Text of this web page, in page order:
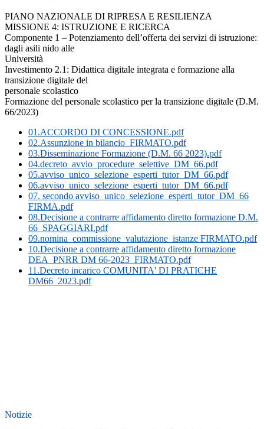
PIANO NAZIONALE DI RIPRESA E RESILIENZA
MISSIONE 4: ISTRUZIONE E RICERCA
Componente 1 – Potenziamento dell’offerta dei servizi di istruzione:
dagli asili nido alle
Università
Investimento 2.1: Didattica digitale integrata e formazione alla
transizione digitale del
personale scolastico
Formazione del personale scolastico per la transizione digitale (D.M.
66/2023)
01.ACCORDO DI CONCESSIONE.pdf
02.Assunzione in bilancio_FIRMATO.pdf
03.Disseminazione Formazione (D.M. 66 2023).pdf
04.decreto_avvio_procedure_selettive_DM_66.pdf
05.avviso_unico_selezione_esperti_tutor_DM_66.pdf
06.avviso_unico_selezione_esperti_tutor_DM_66.pdf
07. secondo avviso_unico_selezione_esperti_tutor_DM_66
FIRMA.pdf
08.Decisione a contrarre affidamento diretto formazione D.M.
66_SPAGGIARI.pdf
09.nomina_commissione_valutazione_istanze FIRMATO.pdf
10.Decisione a contrarre affidamento diretto formazione
DEA_PNRR DM 66-2023_FIRMATO.pdf
11.Decreto incarico COMUNITA' DI PRATICHE
DM66_2023.pdf
Notizie